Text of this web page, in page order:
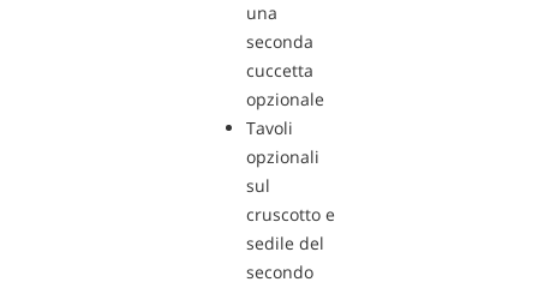
una
seconda
cuccetta
opzionale
Tavoli
opzionali
sul
cruscotto e
sedile del
secondo